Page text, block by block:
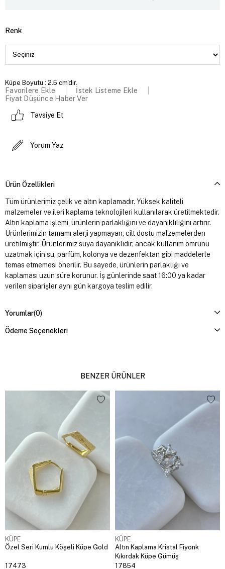
Renk
Küpe Boyutu : 2.5 cm'dir.
Favorilere Ekle
İstek Listeme Ekle
Fiyat Düşünce Haber Ver
Tavsiye Et
Yorum Yaz
Ürün Özellikleri
Tüm ürünlerimiz çelik ve altın kaplamadır. Yüksek kaliteli
malzemeler ve ileri kaplama teknolojileri kullanılarak üretilmektedir.
Altın kaplama işlemi, ürünlerin parlaklığını ve dayanıklılığını artırır.
Ürünlerimizin tamamı alerji yapmayan, cilt dostu malzemelerden
üretilmiştir. Ürünlerimiz suya dayanıklıdır; ancak kullanım ömrünü
uzatmak için su, parfüm, kolonya ve dezenfektan gibi maddelerle
temas etmemesi önerilir. Bu sayede, ürünlerin parlaklığı ve
kaplaması uzun süre korunur. İş günlerinde saat 16:00 ya kadar
verilen siparişler aynı gün kargoya teslim edilir.
Yorumlar(0)
Ödeme Seçenekleri
BENZER ÜRÜNLER
KÜPE
Özel Seri Kumlu Köşeli Küpe Gold
17473
KÜPE
Altın Kaplama Kristal Fiyonk
Kıkırdak Küpe Gümüş
17854